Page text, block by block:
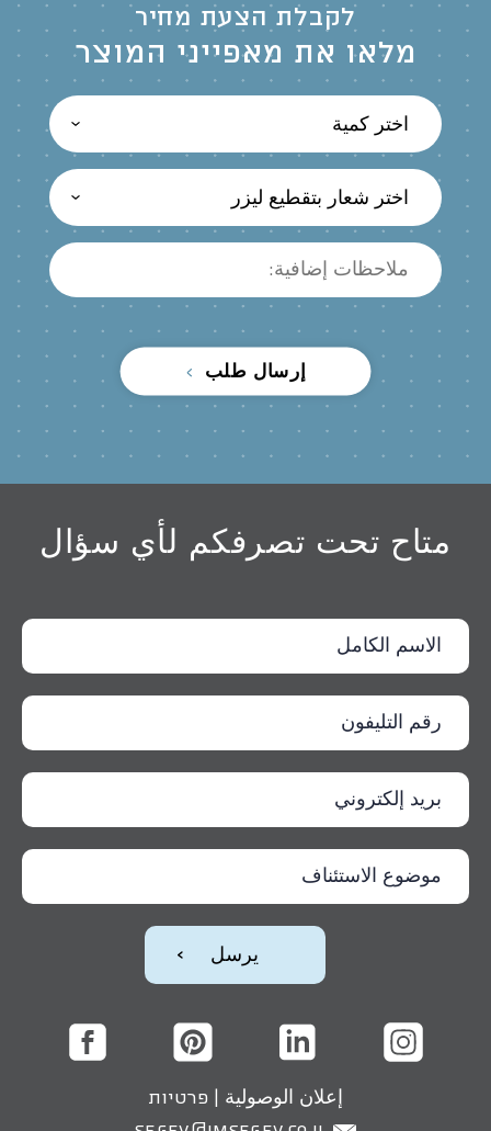
לקבלת הצעת מחיר
מלאו את מאפייני המוצר
اختر كمية
اختر شعار بتقطيع ليزر
إرسال طلب
متاح تحت تصرفكم لأي سؤال
إعلان الوصولية פרטיות